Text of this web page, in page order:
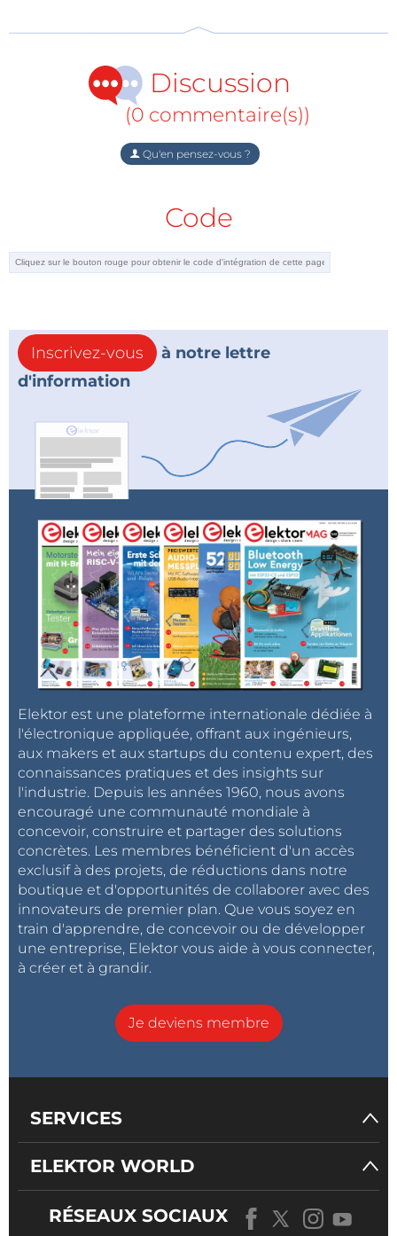
Discussion
(0 commentaire(s))
Qu'en pensez-vous ?
Code
Inscrivez-vous
à notre lettre
d'information
Elektor est une plateforme internationale dédiée à
l'électronique appliquée, offrant aux ingénieurs,
aux makers et aux startups du contenu expert, des
connaissances pratiques et des insights sur
l'industrie. Depuis les années 1960, nous avons
encouragé une communauté mondiale à
concevoir, construire et partager des solutions
concrètes. Les membres bénéficient d'un accès
exclusif à des projets, de réductions dans notre
boutique et d'opportunités de collaborer avec des
innovateurs de premier plan. Que vous soyez en
train d'apprendre, de concevoir ou de développer
une entreprise, Elektor vous aide à vous connecter,
à créer et à grandir.
Je deviens membre
SERVICES
ELEKTOR WORLD
RÉSEAUX SOCIAUX